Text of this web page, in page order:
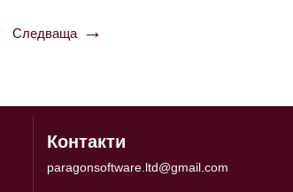
Следваща
Контакти
paragonsoftware.ltd@gmail.com